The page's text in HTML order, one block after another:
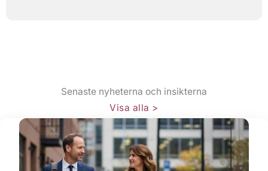
Senaste nyheterna och insikterna​
Visa alla >